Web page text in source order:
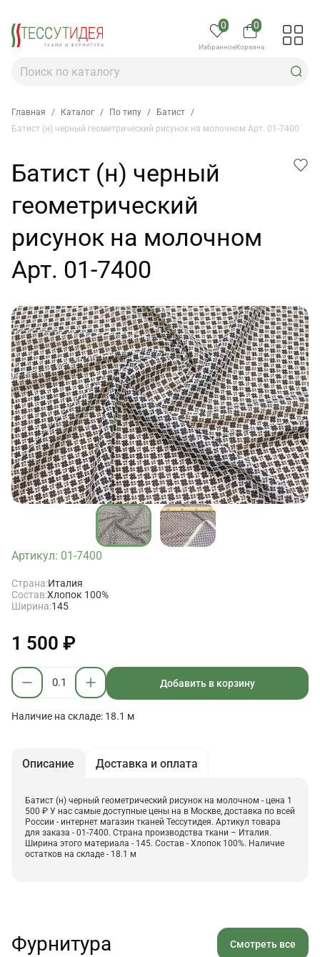
0
Избранное
0
Корзина
Главная / Каталог / По типу / Батист /
Батист (н) черный геометрический рисунок на молочном Арт. 01-7400
Батист (н) черный
геометрический
рисунок на молочном
Арт. 01-7400
Артикул: 01-7400
Страна:Италия
Состав:Хлопок 100%
Ширина:145
1 500 ₽
Добавить в корзину
Наличие на складе: 18.1 м
Описание Доставка и оплата
Батист (н) черный геометрический рисунок на молочном - цена 1
500 ₽ У нас самые доступные цены на в Москве, доставка по всей
России - интернет магазин тканей Тессутидея. Артикул товара
для заказа - 01-7400. Страна производства ткани – Италия.
Ширина этого материала - 145. Состав - Хлопок 100%. Наличие
остатков на складе - 18.1 м
Фурнитура Смотреть все